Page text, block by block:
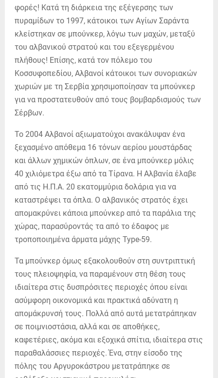
φορές! Κατά τη διάρκεια της εξέγερσης των
πυραμίδων το 1997, κάτοικοι των Αγίων Σαράντα
κλείστηκαν σε μπούνκερ, λόγω των μαχών, μεταξύ
του αλβανικού στρατού και του εξεγερμένου
πλήθους! Επίσης, κατά τον πόλεμο του
Κοσσυφοπεδίου, Αλβανοί κάτοικοι των συνοριακών
χωριών με τη Σερβία χρησιμοποίησαν τα μπούνκερ
για να προστατευθούν από τους βομβαρδισμούς των
Σέρβων.
Το 2004 Αλβανοί αξιωματούχοι ανακάλυψαν ένα
ξεχασμένο απόθεμα 16 τόνων αερίου μουστάρδας
και άλλων χημικών όπλων, σε ένα μπούνκερ μόλις
40 χιλιόμετρα έξω από τα Τίρανα. Η Αλβανία έλαβε
από τις Η.Π.Α. 20 εκατομμύρια δολάρια για να
καταστρέψει τα όπλα. Ο αλβανικός στρατός έχει
απομακρύνει κάποια μπούνκερ από τα παράλια της
χώρας, παρασύροντάς τα από το έδαφος με
τροποποιημένα άρματα μάχης Type-59.
Τα μπούνκερ όμως εξακολουθούν στη συντριπτική
τους πλειοψηφία, να παραμένουν στη θέση τους
ιδιαίτερα στις δυσπρόσιτες περιοχές όπου είναι
ασύμφορη οικονομικά και πρακτικά αδύνατη η
απομάκρυνσή τους. Πολλά από αυτά μετατράπηκαν
σε ποιμνιοστάσια, αλλά και σε αποθήκες,
καφετέριες, ακόμα και εξοχικά σπίτια, ιδιαίτερα στις
παραθαλάσσιες περιοχές. Ένα, στην είσοδο της
πόλης του Αργυροκάστρου μετατράπηκε σε